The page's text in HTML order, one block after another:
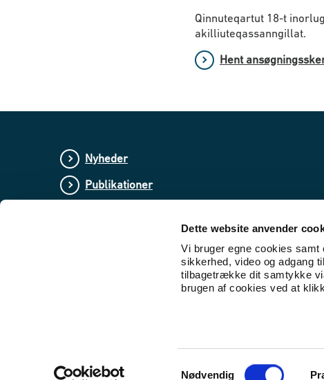
Dette website anvender
Vi bruger egne cookies
sikkerhed, video og adgang
tilbagetrække dit samtykke
brugen af cookies ved at
Nødvendig
Qinnuteqartut 18-t
akilliuteqassanngillat.
Hent
Nyheder
Publikationer